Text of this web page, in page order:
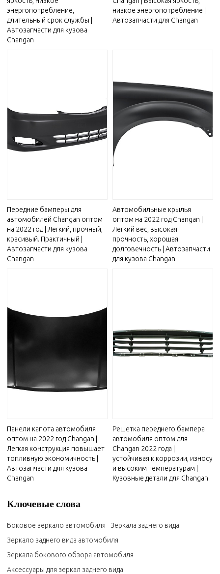
энергопотребление,
длительный срок службы |
Автозапчасти для кузова
Changan
низкое энергопотребление |
Автозапчасти для Changan
Передние бамперы для
автомобилей Changan оптом
на 2022 год | Легкий, прочный,
красивый. Практичный |
Автозапчасти для кузова
Changan
Автомобильные крылья
оптом на 2022 год Changan |
Легкий вес, высокая
прочность, хорошая
долговечность | Автозапчасти
для кузова Changan
Панели капота автомобиля
оптом на 2022 год Changan |
Легкая конструкция повышает
топливную экономичность |
Автозапчасти для кузова
Changan
Решетка переднего бампера
автомобиля оптом для
Changan 2022 года |
устойчивая к коррозии, износу
и высоким температурам |
Кузовные детали для Changan
Ключевые слова
Боковое зеркало автомобиля
Зеркала заднего вида
Зеркало заднего вида автомобиля
Зеркала бокового обзора автомобиля
Аксессуары для зеркал заднего вида